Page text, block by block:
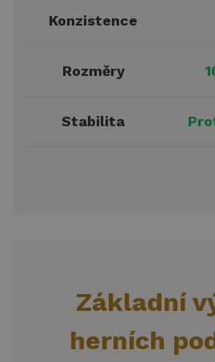
Konzistence
Rozměry
Stabilita
Základní
herních